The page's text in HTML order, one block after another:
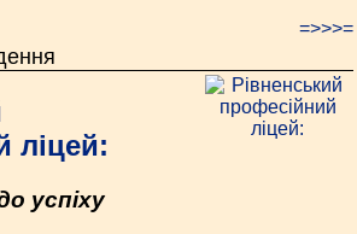
=>>>=
ліцей:
успіху